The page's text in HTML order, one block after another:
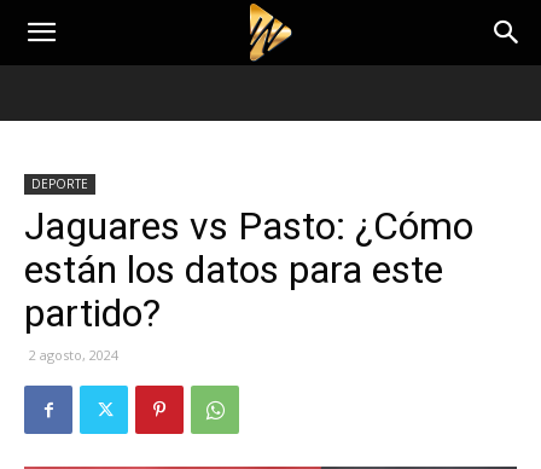
DEPORTE
Jaguares vs Pasto: ¿Cómo
están los datos para este
partido?
2 agosto, 2024